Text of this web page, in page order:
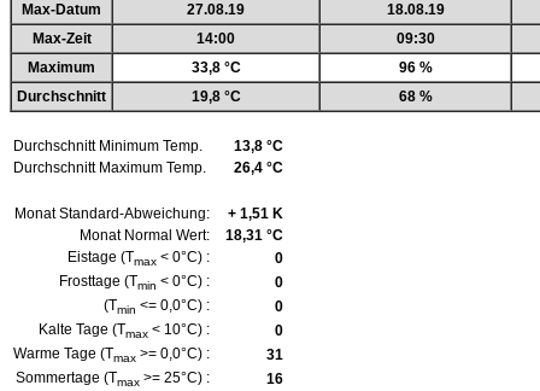
Max-Datum
27.08.19
18.08.19
Max-Zeit
14:00
09:30
Maximum
33,8 °C
96 %
Durchschnitt
19,8 °C 68 %
Durchschnitt Minimum Temp.
13,8 °C
Durchschnitt Maximum Temp.
26,4 °C
Monat Standard-Abweichung:
+ 1,51 K
Monat Normal Wert:
18,31 °C
Eistage (Tmax < 0°C) :
0
Frosttage (Tmin < 0°C) :
0
(Tmin <= 0,0°C) :
0
Kalte Tage (Tmax < 10°C) :
0
Warme Tage (Tmax >= 0,0°C) :
31
Sommertage (Tmax >= 25°C) :
16